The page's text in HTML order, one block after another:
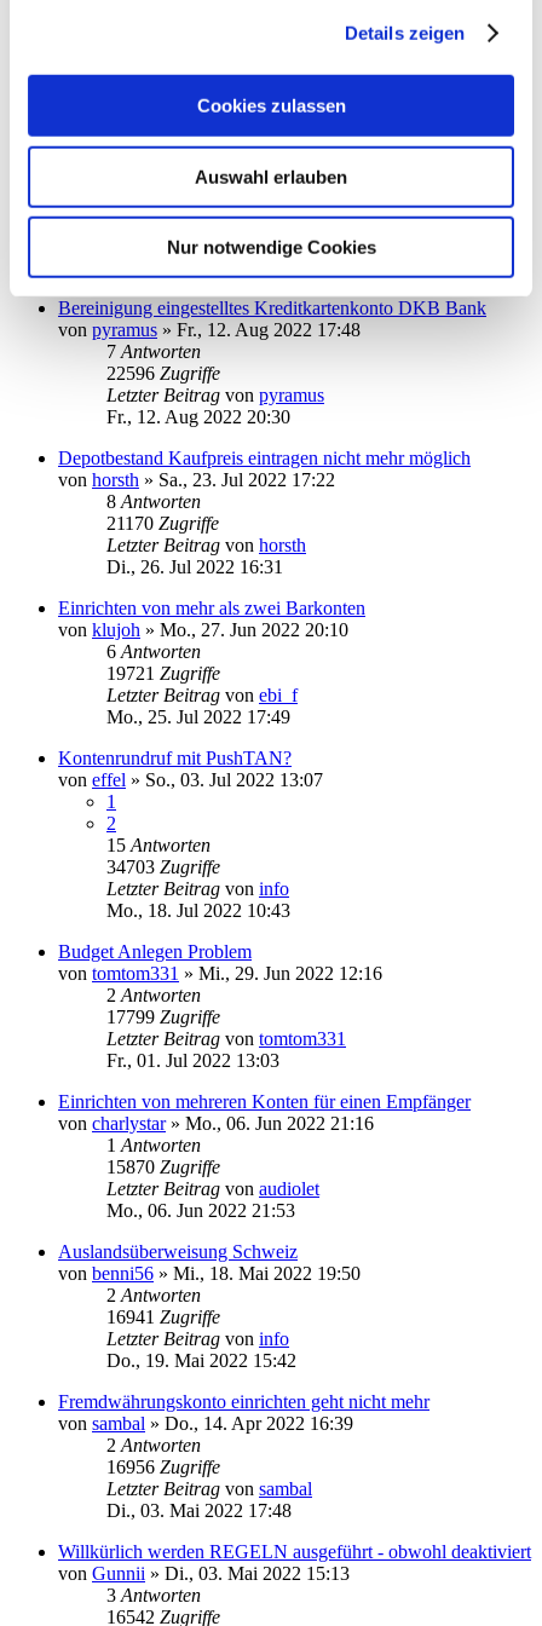
Details zeigen
Cookies zulassen
Auswahl erlauben
Nur notwendige Cookies
So., 28. Aug 2022 19:53
15709Zugriffe
Letzter Beitrag
von
audiolet
So., 28. Aug 2022 22:03
Fr., 05. Aug 2022 15:31
3Antworten
17095Zugriffe
Letzter Beitragvon10goto10
Bereinigung eingestelltes Kreditkartenkonto DKB Bank
von pyramus » Fr., 12. Aug 2022 17:48
7 Antworten
22596 Zugriffe
Letzter Beitrag von pyramus
Fr., 12. Aug 2022 20:30
Depotbestand Kaufpreis eintragen nicht mehr möglich
von horsth » Sa., 23. Jul 2022 17:22
8 Antworten
21170 Zugriffe
Letzter Beitrag von horsth
Di., 26. Jul 2022 16:31
Einrichten von mehr als zwei Barkonten
von klujoh » Mo., 27. Jun 2022 20:10
6 Antworten
19721 Zugriffe
Letzter Beitrag von ebi_f
Mo., 25. Jul 2022 17:49
Kontenrundruf mit PushTAN?
von effel » So., 03. Jul 2022 13:07
1
2
15 Antworten
34703 Zugriffe
Letzter Beitrag von info
Mo., 18. Jul 2022 10:43
Budget Anlegen Problem
von tomtom331 » Mi., 29. Jun 2022 12:16
2 Antworten
17799 Zugriffe
Letzter Beitrag von tomtom331
Fr., 01. Jul 2022 13:03
Einrichten von mehreren Konten für einen Empfänger
von charlystar» Mo., 06. Jun 2022 21:16
1 Antworten
15870 Zugriffe
Letzter Beitrag von audiolet
Mo., 06. Jun 2022 21:53
Auslandsüberweisung Schweiz
von benni56 » Mi., 18. Mai 2022 19:50
2 Antworten
16941 Zugriffe
Letzter Beitrag von info
Do., 19. Mai 2022 15:42
Fremdwährungskonto einrichten geht nicht mehr
von sambal » Do., 14. Apr 2022 16:39
2 Antworten
16956 Zugriffe
Letzter Beitrag von sambal
Di., 03. Mai 2022 17:48
Willkürlich werden REGELN ausgeführt - obwohl deaktiviert
von Gunnii » Di., 03. Mai 2022 15:13
3 Antworten
16542 Zugriffe